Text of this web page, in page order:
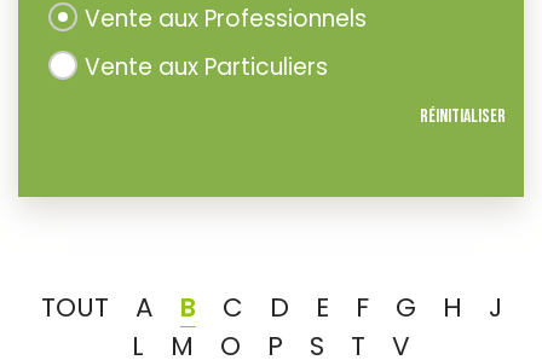
Vente aux Professionnels
Vente aux Particuliers
Réinitialiser
TOUT A B C D E F G H
J
L
M O P S T V